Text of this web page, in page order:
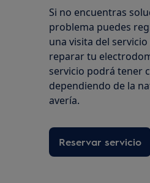
Si no encuentras
problema puedes
una visita del
reparar tu
servicio podrá tener
dependiendo de la
avería.
Reservar servicio